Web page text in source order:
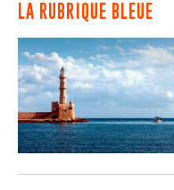
LA RUBRIQUE BLEUE